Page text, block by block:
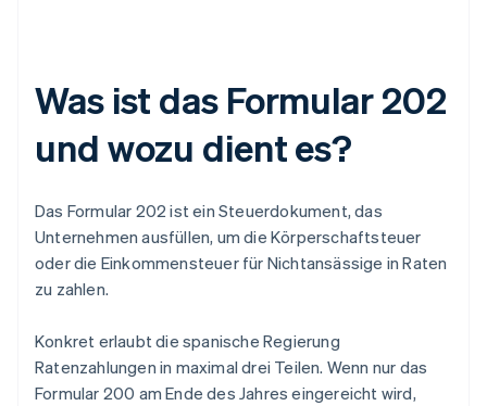
Was ist das Formular 202
und wozu dient es?
Das Formular 202 ist ein Steuerdokument, das
Unternehmen ausfüllen, um die Körperschaftsteuer
oder die Einkommensteuer für Nichtansässige in Raten
zu zahlen.
Konkret erlaubt die spanische Regierung
Ratenzahlungen in maximal drei Teilen. Wenn nur das
Formular 200 am Ende des Jahres eingereicht wird,